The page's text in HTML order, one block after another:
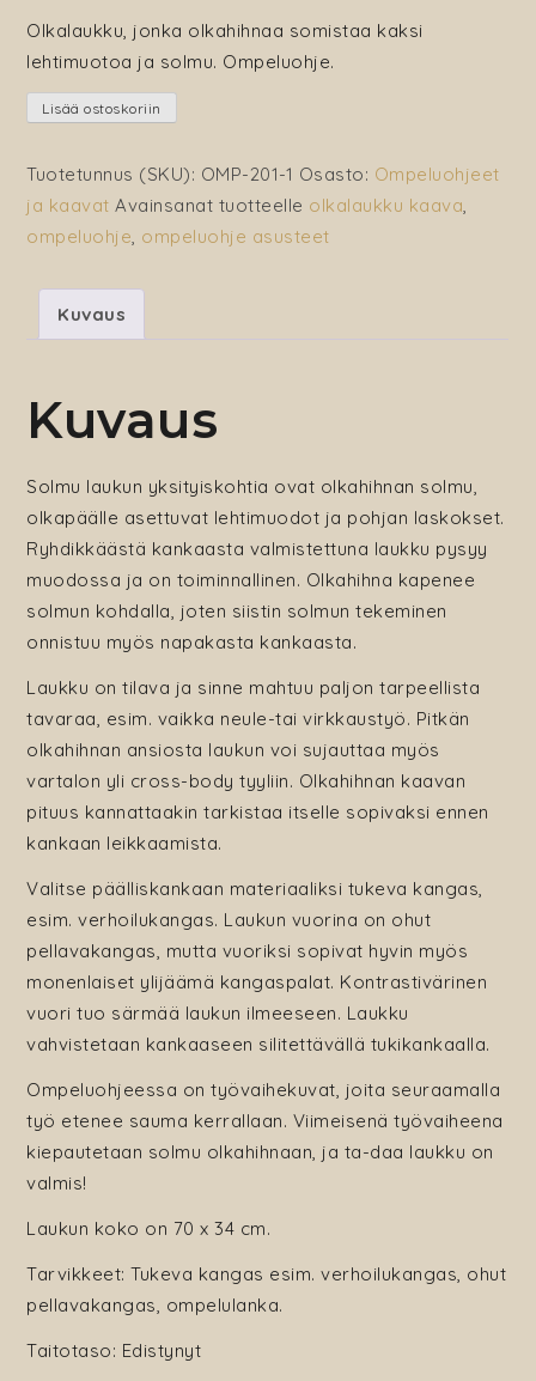
Olkalaukku, jonka olkahihnaa somistaa kaksi
lehtimuotoa ja solmu. Ompeluohje.
Solmu
määrä
Lisää ostoskoriin
Tuotetunnus (SKU): OMP-201-1 Osasto: Ompeluohjeet
ja kaavat Avainsanat tuotteelle olkalaukku kaava,
ompeluohje, ompeluohje asusteet
Kuvaus
Kuvaus
Solmu laukun yksityiskohtia ovat olkahihnan solmu,
olkapäälle asettuvat lehtimuodot ja pohjan laskokset.
Ryhdikkäästä kankaasta valmistettuna laukku pysyy
muodossa ja on toiminnallinen. Olkahihna kapenee
solmun kohdalla, joten siistin solmun tekeminen
onnistuu myös napakasta kankaasta.
Laukku on tilava ja sinne mahtuu paljon tarpeellista
tavaraa, esim. vaikka neule-tai virkkaustyö. Pitkän
olkahihnan ansiosta laukun voi sujauttaa myös
vartalon yli cross-body tyyliin. Olkahihnan kaavan
pituus kannattaakin tarkistaa itselle sopivaksi ennen
kankaan leikkaamista.
Valitse päälliskankaan materiaaliksi tukeva kangas,
esim. verhoilukangas. Laukun vuorina on ohut
pellavakangas, mutta vuoriksi sopivat hyvin myös
monenlaiset ylijäämä kangaspalat. Kontrastivärinen
vuori tuo särmää laukun ilmeeseen. Laukku
vahvistetaan kankaaseen silitettävällä tukikankaalla.
Ompeluohjeessa on työvaihekuvat, joita seuraamalla
työ etenee sauma kerrallaan. Viimeisenä työvaiheena
kiepautetaan solmu olkahihnaan, ja ta-daa laukku on
valmis!
Laukun koko on 70 x 34 cm.
Tarvikkeet: Tukeva kangas esim. verhoilukangas, ohut
pellavakangas, ompelulanka.
Taitotaso: Edistynyt